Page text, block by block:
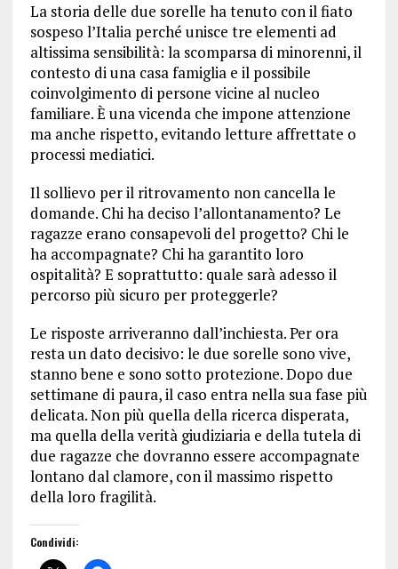
La storia delle due sorelle ha tenuto con il fiato
sospeso l’Italia perché unisce tre elementi ad
altissima sensibilità: la scomparsa di minorenni, il
contesto di una casa famiglia e il possibile
coinvolgimento di persone vicine al nucleo
familiare. È una vicenda che impone attenzione
ma anche rispetto, evitando letture affrettate o
processi mediatici.
Il sollievo per il ritrovamento non cancella le
domande. Chi ha deciso l’allontanamento? Le
ragazze erano consapevoli del progetto? Chi le
ha accompagnate? Chi ha garantito loro
ospitalità? E soprattutto: quale sarà adesso il
percorso più sicuro per proteggerle?
Le risposte arriveranno dall’inchiesta. Per ora
resta un dato decisivo: le due sorelle sono vive,
stanno bene e sono sotto protezione. Dopo due
settimane di paura, il caso entra nella sua fase più
delicata. Non più quella della ricerca disperata,
ma quella della verità giudiziaria e della tutela di
due ragazze che dovranno essere accompagnate
lontano dal clamore, con il massimo rispetto
della loro fragilità.
Condividi: